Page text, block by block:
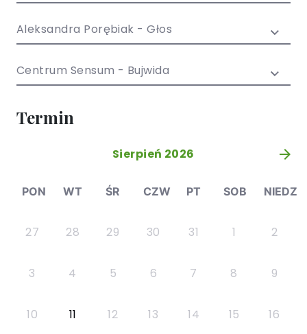
młodzieży
Aleksandra Porębiak - Głos
Centrum Sensum - Bujwida
Termin
Sierpień 2026 »
PON WT ŚR CZW PT SOB NIEDZ
27 28 29 30 31 1 2
3 4 5 6 7 8 9
10 11 12 13 14 15 16